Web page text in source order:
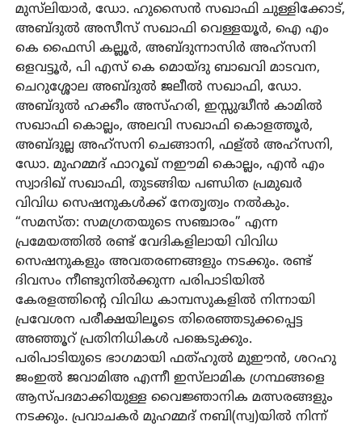
മുസ്‌ലിയാർ, ഡോ. ഹുസൈൻ സഖാഫി ചുള്ളിക്കോട്,
അബ്ദുൽ അസീസ് സഖാഫി വെള്ളയൂർ, ഐ എം
കെ ഫൈസി കല്ലൂർ, അബ്ദുന്നാസിർ അഹ്സനി
ഒളവട്ടൂർ, പി എസ് കെ മൊയ്‌ദു ബാഖവി മാടവന,
ചെറുശ്ശോല അബ്ദുൽ ജലീൽ സഖാഫി, ഡോ.
അബ്ദുൽ ഹക്കീം അസ്ഹരി, ഇസ്സുദ്ധീൻ കാമിൽ
സഖാഫി കൊല്ലം, അലവി സഖാഫി കൊളത്തൂർ,
അബ്ദുല്ല അഹ്സനി ചെങ്ങാനി, ഫള്ൽ അഹ്സനി,
ഡോ. മുഹമ്മദ് ഫാറൂഖ് നഈമി കൊല്ലം, എൻ എം
സ്വാദിഖ് സഖാഫി, തുടങ്ങിയ പണ്ഡിത പ്രമുഖർ
വിവിധ സെഷനുകൾക്ക് നേതൃത്വം നൽകും.
“സമസ്ത: സമഗ്രതയുടെ സഞ്ചാരം” എന്ന
പ്രമേയത്തിൽ രണ്ട് വേദികളിലായി വിവിധ
സെഷനുകളും അവതരണങ്ങളും നടക്കും. രണ്ട്
ദിവസം നീണ്ടുനിൽക്കുന്ന പരിപാടിയിൽ
കേരളത്തിന്റെ വിവിധ കാമ്പസുകളിൽ നിന്നായി
പ്രവേശന പരീക്ഷയിലൂടെ തിരെഞ്ഞടുക്കപ്പെട്ട
അഞ്ഞൂറ് പ്രതിനിധികൾ പങ്കെടുക്കും.
പരിപാടിയുടെ ഭാഗമായി ഫത്ഹുൽ മുഈൻ, ശറഹു
ജംഇൽ ജവാമിഅ എന്നീ ഇസ്‌ലാമിക ഗ്രന്ഥങ്ങളെ
ആസ്പദമാക്കിയുള്ള വൈജ്ഞാനിക മത്സരങ്ങളും
നടക്കും. പ്രവാചകർ മുഹമ്മദ് നബി(സ്വ)യിൽ നിന്ന്